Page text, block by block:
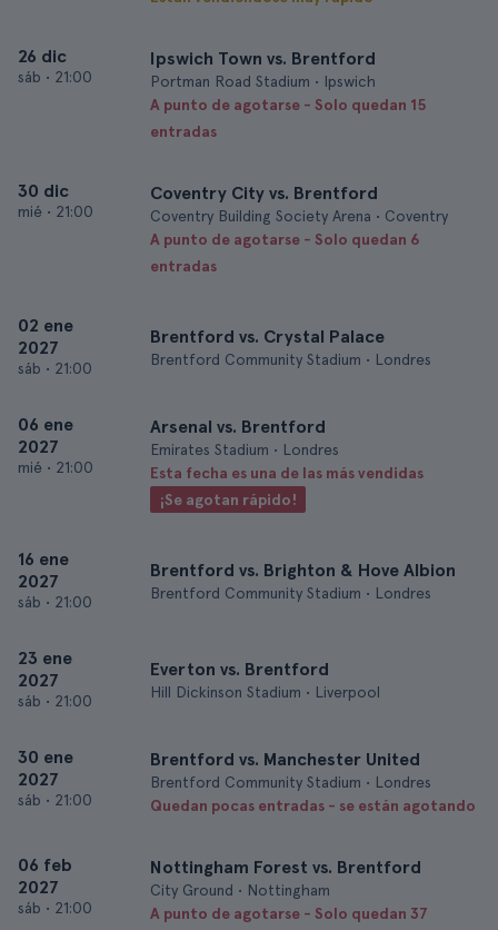
26 dic
sáb • 21:00
Ipswich Town vs. Brentford
Portman Road Stadium • Ipswich
A punto de agotarse - Solo quedan 15
entradas
30 dic
mié • 21:00
Coventry City vs. Brentford
Coventry Building Society Arena • Coventry
A punto de agotarse - Solo quedan 6
entradas
02 ene
2027
sáb • 21:00
Brentford vs. Crystal Palace
Brentford Community Stadium • Londres
06 ene
2027
mié • 21:00
Arsenal vs. Brentford
Emirates Stadium • Londres
Esta fecha es una de las más vendidas
¡Se agotan rápido!
16 ene
2027
sáb • 21:00
Brentford vs. Brighton & Hove Albion
Brentford Community Stadium • Londres
23 ene
2027
sáb • 21:00
Everton vs. Brentford
Hill Dickinson Stadium • Liverpool
30 ene
2027
sáb • 21:00
Brentford vs. Manchester United
Brentford Community Stadium • Londres
Quedan pocas entradas - se están agotando
06 feb
2027
sáb • 21:00
Nottingham Forest vs. Brentford
City Ground • Nottingham
A punto de agotarse - Solo quedan 37